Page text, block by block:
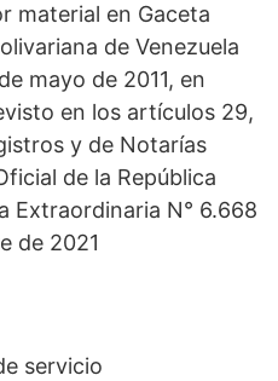
material en Gaceta
de Venezuela
mayo de 2011, en
en los artículos 29,
y de Notarías
de la República
Extraordinaria N° 6.668
de 2021
servicio